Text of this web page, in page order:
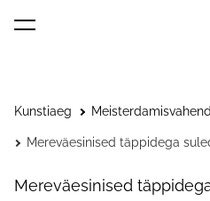
lisati ostukorvi.
Kunstiaeg
Mereväesinised täppidega
Mereväesinised